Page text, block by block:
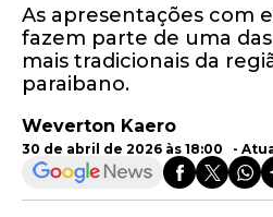
As apresentações com
fazem parte de uma
mais tradicionais da
paraibano.
Weverton Kaero
30 de abril de 2026 às 18:00 -